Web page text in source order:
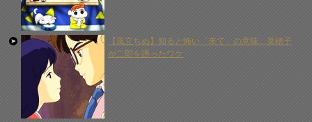
【風立ちぬ】知ると怖い「来て」の意味…菜穂子
が二郎を誘ったワケ